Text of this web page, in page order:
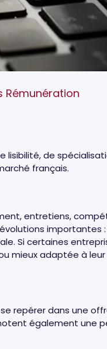
Rémunération
lisibilité, de
français.
entretiens,
importantes
Si certaines
mieux adaptée à leur
repérer dans une
également une